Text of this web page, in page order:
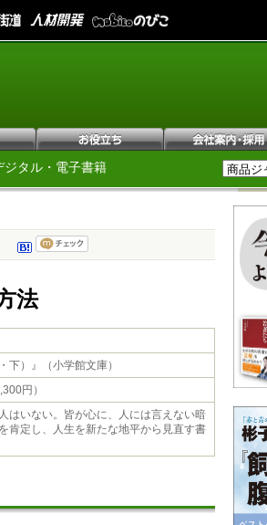
ジタル・電子書籍
法
下）』（小学館文庫）
円）
はいない。皆が心に、人には言えない暗
肯定し、人生を新たな地平から見直す書